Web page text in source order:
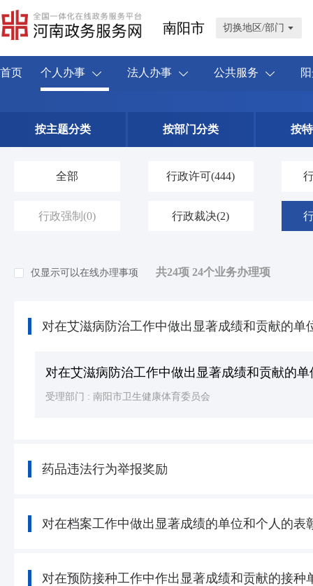
南阳市 切换地区/部门
首页 个人办事 法人办事 公共服务
按主题分类 按部门分类 按
全部 行政许可(444)
行政强制 (0) 行政裁决(2)
仅显示可以在线办理事项 共24项 24个业务办理项
对在艾滋病防治工作中做出显著成绩和贡献的单
对在艾滋病防治工作中做出显著成绩和贡献的
受理部门 : 南阳市卫生健康体育委员会
药品违法行为举报奖励
对在档案工作中做出显著成绩的单位和个人的表
对在预防接种工作中作出显著成绩和贡献的接种